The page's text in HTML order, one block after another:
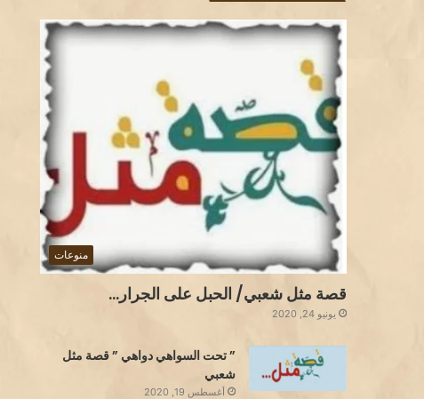
منوعات
قصة مثل شعبي/ الحبل على الجرار…
يونيو 24, 2020
” تحت السواهي دواهي ” قصة مثل
شعبي
أغسطس 19, 2020